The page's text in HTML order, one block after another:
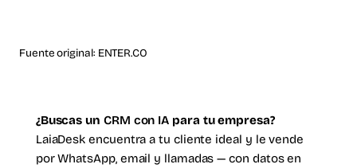
Fuente original: ENTER.CO
¿Buscas un CRM con IA para tu empresa?
LaiaDesk encuentra a tu cliente ideal y le vende
por WhatsApp, email y llamadas — con datos en